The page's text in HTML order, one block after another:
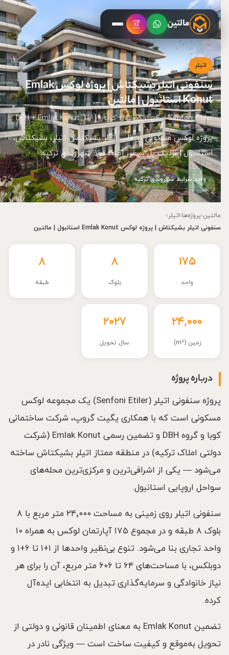
مالتین
اتیلر
سنفونی اتیلر بشیکتاش | پروژه لوکس Emlak
Konut استانبول | مالتین
Senfoni Etiler · یگیت گروپ + کوبا + DBH + Emlak Konut 🇹🇷
پروژه لوکس مسکونی در قلب اتیلر بشیکتاش اتیلر، بشیکتاش،
استانبول | نزدیک پل بسفر، آماده اخذ شهروندی ترکیه
واجد شرایط شهروندی ترکیه
مالتین›پروژه‌ها›اتیلر›
سنفونی اتیلر بشیکتاش | پروژه لوکس Emlak Konut استانبول | مالتین
۱۷۵
واحد
۸
بلوک
۸
طبقه
۲۴,۰۰۰
زمین (m²)
۲۰۲۷
سال تحویل
درباره پروژه
پروژه سنفونی اتیلر (Senfoni Etiler) یک مجموعه لوکس
مسکونی است که با همکاری یگیت گروپ، شرکت ساختمانی
کوبا و گروه DBH و تضمین رسمی Emlak Konut (شرکت
دولتی املاک ترکیه) در منطقه ممتاز اتیلر بشیکتاش ساخته
می‌شود — یکی از اشرافی‌ترین و مرکزی‌ترین محله‌های
سواحل اروپایی استانبول.
سنفونی اتیلر روی زمینی به مساحت ۲۴٬۰۰۰ متر مربع با ۸
بلوک ۸ طبقه و در مجموع ۱۷۵ آپارتمان لوکس به همراه ۱۰
واحد تجاری بنا می‌شود. تنوع بی‌نظیر واحدها از ۱+۱ تا ۶+۱ و
دوبلکس، با مساحت‌های ۶۴ تا ۶۰۶ متر مربع، آن را برای هر
نیاز خانوادگی و سرمایه‌گذاری تبدیل به انتخابی ایده‌آل
کرده.
تضمین Emlak Konut به معنای اطمینان قانونی و دولتی از
تحویل به‌موقع و کیفیت ساخت است — ویژگی نادر در